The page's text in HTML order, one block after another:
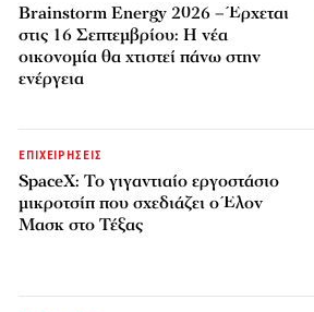
Brainstorm Energy 2026 – Έρχεται
στις 16 Σεπτεμβρίου: Η νέα
οικονομία θα χτιστεί πάνω στην
ενέργεια
ΕΠΙΧΕΙΡΗΣΕΙΣ
SpaceX: Το γιγαντιαίο εργοστάσιο
μικροτσίπ που σχεδιάζει ο Έλον
Μασκ στο Τέξας